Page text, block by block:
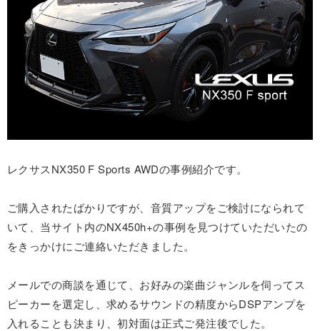
レクサスNX350 F Sports AWDの事例紹介です。
ご購入されたばかりですが、音質アップをご検討になられて
いて、当サイト内のNX450h+の事例を見つけていただいたの
をきっかけにご連絡いただきました。
メールでの商談を通じて、お好みの楽曲ジャンルを伺ってス
ピーカーを選定し、求めるサウンドの精度からDSPアンプを
入れることも決まり、初対面は正式ご発注後でした。